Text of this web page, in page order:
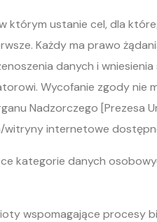
którym ustanie cel, dla
Każdy ma prawo
danych i
Wycofanie zgody nie
Nadzorczego [Prezesa
witryny internetowe
kategorie danych
wspomagające procesy